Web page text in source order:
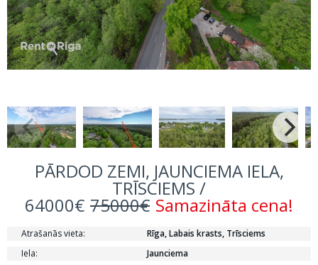
PĀRDOD ZEMI, JAUNCIEMA IELA,
TRĪSCIEMS /
64000€ 75000€ Samazināta cena!
Atrašanās vieta:
Rīga, Labais krasts, Trīsciems
Iela:
Jaunciema